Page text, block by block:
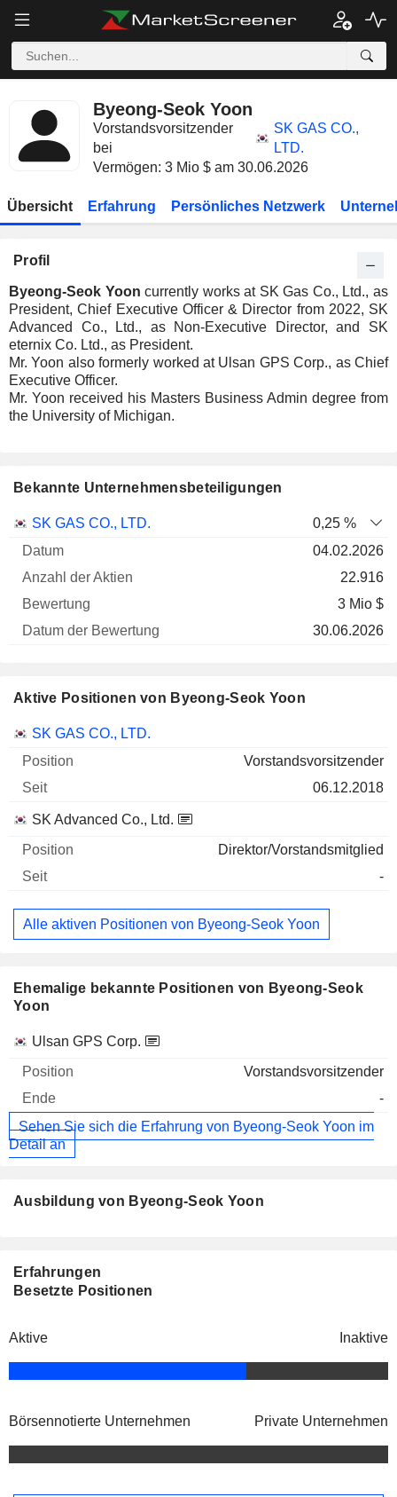
Byeong-Seok Yoon
Vorstandsvorsitzender
bei
SK GAS CO.,
LTD.
Vermögen: 3 Mio $ am 30.06.2026
Übersicht Erfahrung Persönliches Netzwerk
Profil
Byeong-Seok Yoon currently works at SK Gas Co., Ltd., as
President, Chief Executive Officer & Director from 2022, SK
Advanced Co., Ltd., as Non-Executive Director, and SK
eternix Co. Ltd., as President.
Mr. Yoon also formerly worked at Ulsan GPS Corp., as Chief
Executive Officer.
Mr. Yoon received his Masters Business Admin degree from
the University of Michigan.
Bekannte Unternehmensbeteiligungen
Unternehmen
Bewertung
SK GAS CO., LTD.
0,25 %
04.02.2026
22.916
3 Mio $
30.06.2026
Aktive Positionen von Byeong-Seok Yoon
Unternehmen Position
SK GAS CO., LTD.
Vorstandsvorsitzender
06.12.2018
SK Advanced Co., Ltd.
Direktor/Vorstandsmitglied
-
Alle aktiven Positionen von Byeong-Seok Yoon
Ehemalige bekannte Positionen von Byeong-Seok
Yoon
Unternehmen Position
Ulsan GPS Corp.
Vorstandsvorsitzender
-
Sehen Sie sich die Erfahrung von Byeong-Seok Yoon im
Detail an
Ausbildung von Byeong-Seok Yoon
Erfahrungen
Besetzte Positionen
Aktive Inaktive
Börsennotierte Unternehmen Private Unternehmen